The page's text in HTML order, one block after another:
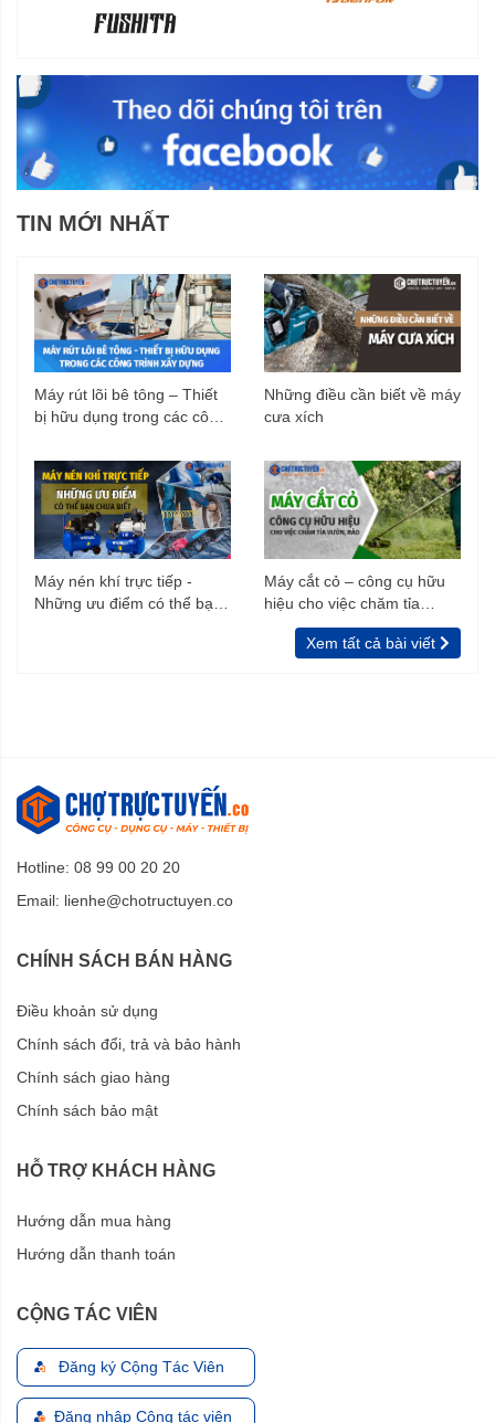
TIN MỚI NHẤT
Máy rút lõi bê tông – Thiết
bị hữu dụng trong các công
Những điều cần biết về máy
cưa xích
Máy nén khí trực tiếp -
Những ưu điểm có thể bạn
Máy cắt cỏ – công cụ hữu
hiệu cho việc chăm tỉa
vườn, rào
Xem tất cả bài viết
Hotline: 08 99 00 20 20
Email: lienhe@chotructuyen.co
CHÍNH SÁCH BÁN HÀNG
Điều khoản sử dụng
Chính sách đổi, trả và bảo hành
Chính sách giao hàng
Chính sách bảo mật
HỖ TRỢ KHÁCH HÀNG
Hướng dẫn mua hàng
Hướng dẫn thanh toán
CỘNG TÁC VIÊN
Đăng ký Cộng Tác Viên
Đăng nhập Cộng tác viên